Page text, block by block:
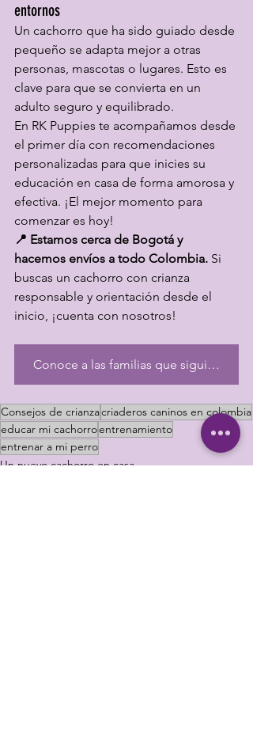
entornos
Un cachorro que ha sido guiado desde
pequeño se adapta mejor a otras
personas, mascotas o lugares. Esto es
clave para que se convierta en un
adulto seguro y equilibrado.
En RK Puppies te acompañamos desde
el primer día con recomendaciones
personalizadas para que inicies su
educación en casa de forma amorosa y
efectiva. ¡El mejor momento para
comenzar es hoy!
📍 Estamos cerca de Bogotá y
hacemos envíos a todo Colombia. Si
buscas un cachorro con crianza
responsable y orientación desde el
inicio, ¡cuenta con nosotros!
Conoce a las familias que siguieron nuestros consejos
Consejos de crianzacriaderos caninos en colombia
educar mi cachorroentrenamiento
entrenar a mi perro
Un nuevo cachorro en casa